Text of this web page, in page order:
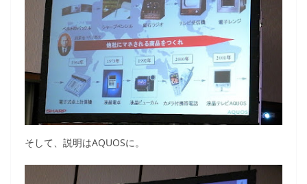
そして、説明はAQUOSに。